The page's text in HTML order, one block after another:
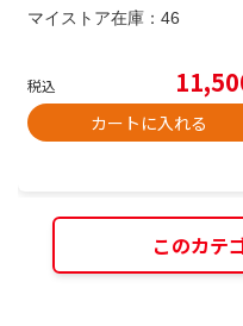
マイストア在庫： 46
税込
カートに入れる
このカテ